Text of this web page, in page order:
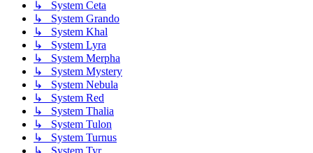
↳ System Ceta
↳ System Grando
↳ System Khal
↳ System Lyra
↳ System Merpha
↳ System Mystery
↳ System Nebula
↳ System Red
↳ System Thalia
↳ System Tulon
↳ System Turnus